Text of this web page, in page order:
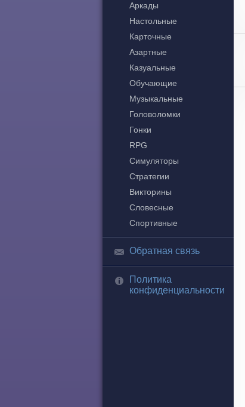
Аркады
Настольные
Карточные
Азартные
Казуальные
Обучающие
Музыкальные
Головоломки
Гонки
RPG
Симуляторы
Стратегии
Викторины
Словесные
Спортивные
Обратная связь
Политика
конфиденциальности